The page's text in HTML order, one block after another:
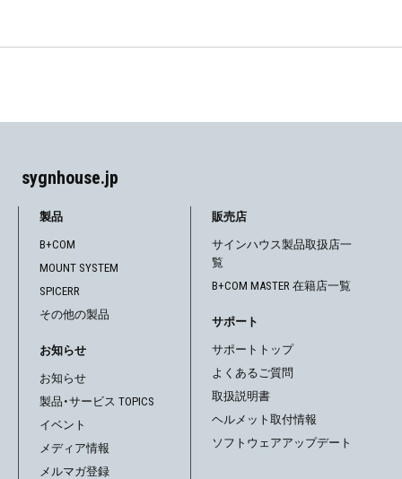
sygnhouse.jp
製品
B+COM
MOUNT SYSTEM
SPICERR
その他の製品
お知らせ
お知らせ
製品・サービス TOPICS
イベント
メディア情報
メルマガ登録
販売店
サインハウス製品取扱店一
覧
B+COM MASTER 在籍店一覧
サポート
サポートトップ
よくあるご質問
取扱説明書
ヘルメット取付情報
ソフトウェアアップデート